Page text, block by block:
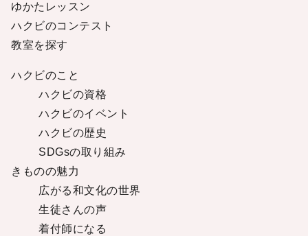
ゆかたレッスン
ハクビのコンテスト
教室を探す
ハクビのこと
ハクビの資格
ハクビのイベント
ハクビの歴史
SDGsの取り組み
きものの魅力
広がる和文化の世界
生徒さんの声
着付師になる